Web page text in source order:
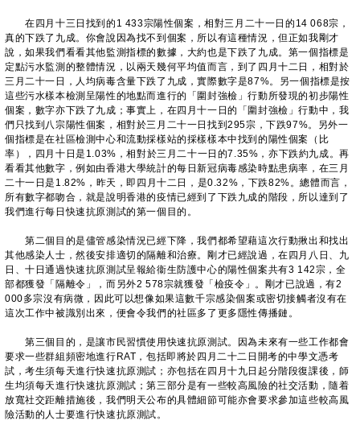
在四月十三日找到的1 433宗陽性個案，相對三月二十一日的14 068宗，
真的下跌了九成。你會說因為找不到個案，所以有這種情況，但正如我剛才
說，如果我們看看其他監測指標的數據，大約也是下跌了九成。第一個指標是
定點污水監測的整體情況，以兩天幾何平均值而言，到了四月十二日，相對於
三月二十一日，人均病毒含量下跌了九成，實際數字是87%。另一個指標是按
這些污水樣本檢測呈陽性的地點而進行的「圍封強檢」行動所發現的初步陽性
個案，數字亦下跌了九成；事實上，在四月十一日的「圍封強檢」行動中，我
們只找到八宗陽性個案，相對於三月二十一日找到295宗，下跌97%。另外一
個指標是在社區檢測中心和流動採樣站的採樣樣本中找到的陽性個案（比
率），四月十日是1.03%，相對於三月二十一日的7.35%，亦下跌約九成。再
看看其他數字，例如由香港大學統計的每日新冠病毒感染時點患病率，在三月
二十一日是1.82%，昨天，即四月十二日，是0.32%，下跌82%。總體而言，
所有數字都吻合，就是說明香港的疫情已經到了下跌九成的階段，所以達到了
我們進行每日快速抗原測試的第一個目的。
第二個目的是儘管感染情況已經下降，我們都希望藉這次行動揪出和找出
其他感染人士，然後安排適切的隔離和治療。剛才已經說過，在四月八日、九
日、十日通過快速抗原測試呈報給衞生防護中心的陽性個案共有3 142宗，全
部都獲發「隔離令」，而另外2 578宗就獲發「檢疫令」。剛才已說過，有2
000多宗沒有病微，因此可以想像如果這數千宗感染個案或密切接觸者沒有在
這次工作中被識別出來，便會令我們的社區多了更多隱性傳播鏈。
第三個目的，是讓市民習慣使用快速抗原測試。因為未來有一些工作都會
要求一些群組頻密地進行RAT，包括即將於四月二十二日開考的中學文憑考
試，考生須每天進行快速抗原測試；亦包括在四月十九日起分階段復課後，師
生均須每天進行快速抗原測試；第三部分是有一些較高風險的社交活動，隨着
放寬社交距離措施後，我們明天公布的具體細節可能亦會要求參加這些較高風
險活動的人士要進行快速抗原測試。